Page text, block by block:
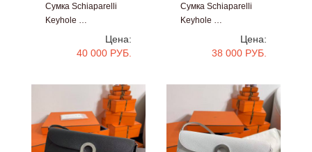
Сумка Schiaparelli
Keyhole …
Цена:
40 000 РУБ.
Сумка Schiaparelli
Keyhole …
Цена:
38 000 РУБ.